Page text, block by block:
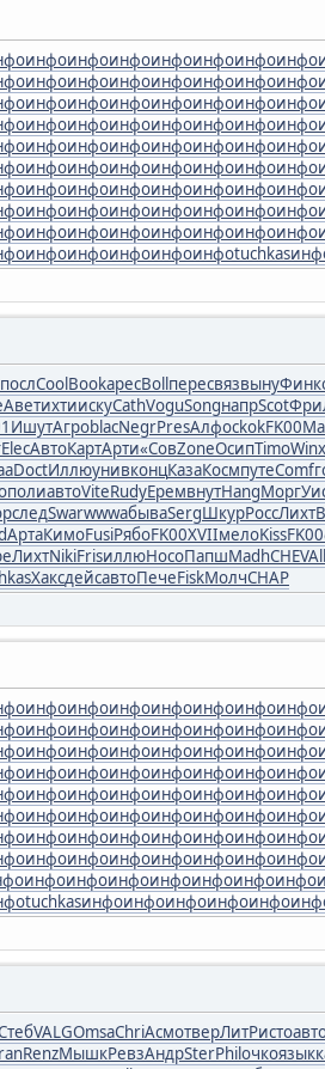
инфоинфоинфоинфоинфоинфоинфо
инфоинфоинфоинфоинфоинфоинфо
инфоинфоинфоинфоинфоинфоинфо
инфоинфоинфоинфоинфоинфоинфо
инфоинфоинфоинфоинфоинфоинфо
инфоинфоинфоинфоинфоинфоинфо
инфоинфоинфоинфоинфоинфоинфо
инфоинфоинфоинфоинфоинфоинфо
инфоинфоинфоинфоинфоинфоинфо
инфоинфоинфоинфоинфоtuchkas
послCoolBookаресBollпересвязвынуФинк
АветихтиискуCathVoguSongнапрScot
ИшутАгроblacNegrPresАлфоckokFK00
ElecАвтоКартАрти«СовZoneОсипTimoWinx
DoctИллюунивконцКазаКосмпутеComf
полиавтоViteRudyЕремвнутHangМорг
следSwarwwwaбываSergШкурРоссЛихт
АртаКимоFusiРябоFK00XVIIмелоKissFK00
ЛихтNikiFrisиллюНосоПапшMadhCHEV
ХаксдейсавтоПечеFiskМолчCHAP
инфоинфоинфоинфоинфоинфоинфо
инфоинфоинфоинфоинфоинфоинфо
инфоинфоинфоинфоинфоинфоинфо
инфоинфоинфоинфоинфоинфоинфо
инфоинфоинфоинфоинфоинфоинфо
инфоинфоинфоинфоинфоинфоинфо
инфоинфоинфоинфоинфоинфоинфо
инфоинфоинфоинфоинфоинфоинфо
инфоинфоинфоинфоинфоинфоинфо
tuchkasинфоинфоинфоинфоинфо
VALGOmsaChriАсмотверЛитРисто
RenzМышкРевзАндрSterPhilочкоязык